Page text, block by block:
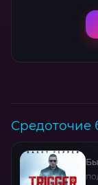
Средоточие